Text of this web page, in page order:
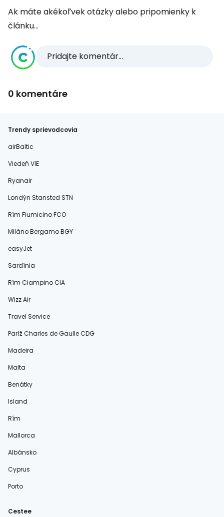
Ak máte akékoľvek otázky alebo pripomienky k
článku...
Pridajte komentár...
0 komentáre
Trendy sprievodcovia
airBaltic
Viedeň VIE
Ryanair
Londýn Stansted STN
Rím Fiumicino FCO
Miláno Bergamo BGY
easyJet
Sardínia
Rím Ciampino CIA
Wizz Air
Travel Service
Paríž Charles de Gaulle CDG
Madeira
Malta
Benátky
Island
Rím
Mallorca
Albánsko
Cyprus
Porto
Cestee